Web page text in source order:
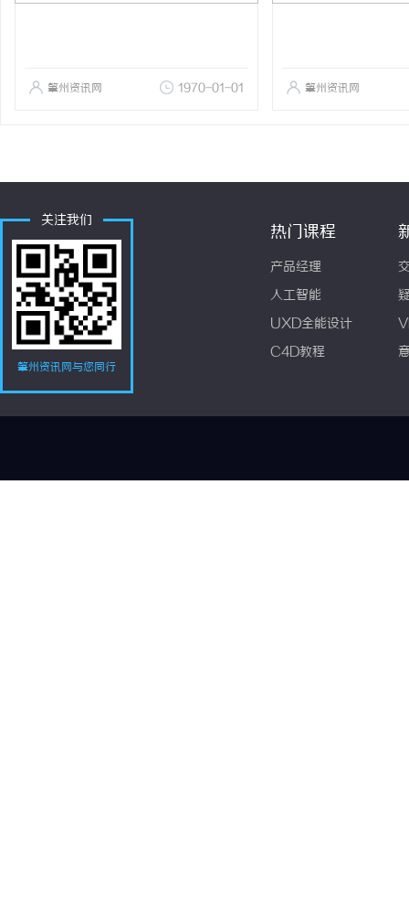
肇州资讯网 1970-01-01 肇州资讯网
关注我们
肇州资讯网与您同行
热门课程
产品经理
人工智能
UXD全能设计
C4D教程